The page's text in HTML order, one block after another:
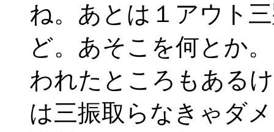
ね。あとは１アウト
ど。あそこを何とか
われたところもある
は三振取らなきゃダ